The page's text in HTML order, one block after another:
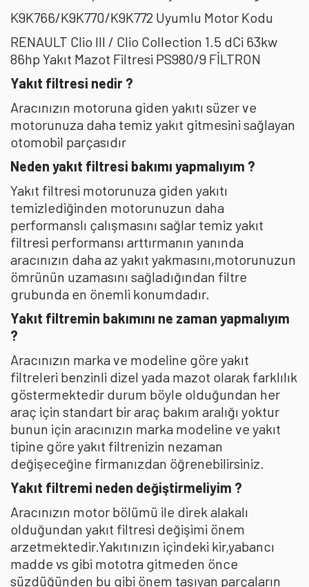
K9K766/K9K770/K9K772 Uyumlu Motor Kodu
RENAULT Clio III / Clio Collection 1.5 dCi 63kw
86hp Yakıt Mazot Filtresi PS980/9 FİLTRON
Yakıt filtresi nedir ?
Aracınızın motoruna giden yakıtı süzer ve
motorunuza daha temiz yakıt gitmesini sağlayan
otomobil parçasıdır
Neden yakıt filtresi bakımı yapmalıyım ?
Yakıt filtresi motorunuza giden yakıtı
temizlediğinden motorunuzun daha
performanslı çalışmasını sağlar temiz yakıt
filtresi performansı arttırmanın yanında
aracınızın daha az yakıt yakmasını,motorunuzun
ömrünün uzamasını sağladığından filtre
grubunda en önemli konumdadır.
Yakıt filtremin bakımını ne zaman yapmalıyım
?
Aracınızın marka ve modeline göre yakıt
filtreleri benzinli dizel yada mazot olarak farklılık
göstermektedir durum böyle olduğundan her
araç için standart bir araç bakım aralığı yoktur
bunun için aracınızın marka modeline ve yakıt
tipine göre yakıt filtrenizin nezaman
değişeceğine firmanızdan öğrenebilirsiniz.
Yakıt filtremi neden değiştirmeliyim ?
Aracınızın motor bölümü ile direk alakalı
olduğundan yakıt filtresi değişimi önem
arzetmektedir.Yakıtınızın içindeki kir,yabancı
madde vs gibi mototra gitmeden önce
süzdüğünden bu gibi önem taşıyan parçaların